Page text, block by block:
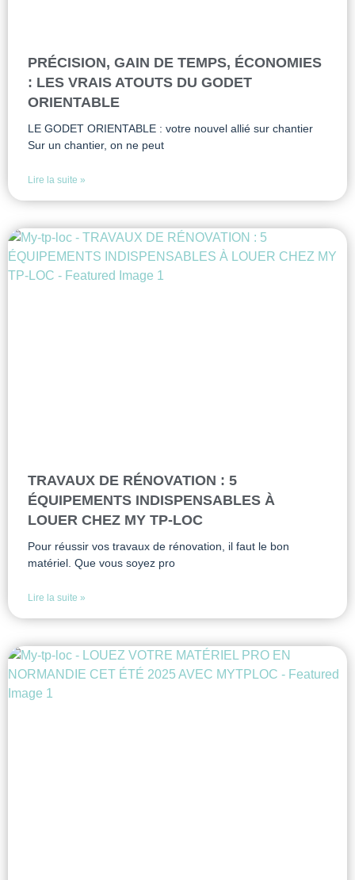
PRÉCISION, GAIN DE TEMPS, ÉCONOMIES
: LES VRAIS ATOUTS DU GODET
ORIENTABLE
LE GODET ORIENTABLE : votre nouvel allié sur chantier
Sur un chantier, on ne peut
Lire la suite »
TRAVAUX DE RÉNOVATION : 5
ÉQUIPEMENTS INDISPENSABLES À
LOUER CHEZ MY TP-LOC
Pour réussir vos travaux de rénovation, il faut le bon
matériel. Que vous soyez pro
Lire la suite »